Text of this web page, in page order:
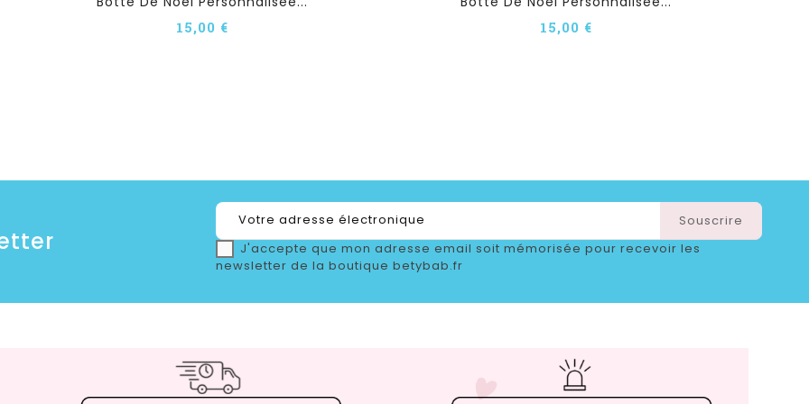
15,00 €
15,00 €
J'accepte que mon adresse email soit mémorisée pour recevoir les
newsletter de la boutique betybab.fr